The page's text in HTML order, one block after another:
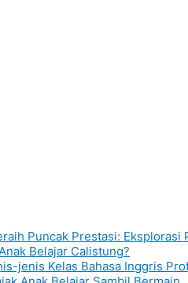
Puncak Prestasi: Eksplorasi
Belajar Calistung?
jenis Kelas Bahasa Inggris